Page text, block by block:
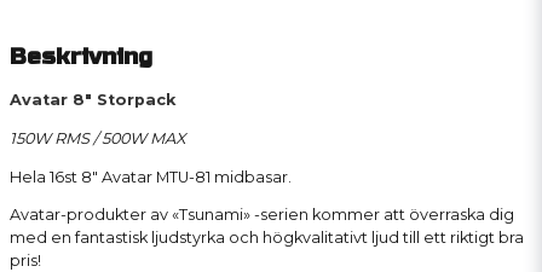
Beskrivning
Avatar 8" Storpack
150W RMS / 500W MAX
Hela 16st 8" Avatar MTU-81 midbasar.
Avatar-produkter av «Tsunami» -serien kommer att överraska dig
med en fantastisk ljudstyrka och högkvalitativt ljud till ett riktigt bra
pris!